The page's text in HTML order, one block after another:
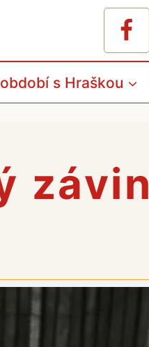
s Hraškou
závin